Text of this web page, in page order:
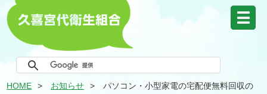
HOME お知らせ
パソコン・小型家電の宅配便無料回収の